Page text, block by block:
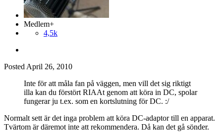
Medlem+
4,5k
PostedApril 26, 2010
Inte för att måla fan på väggen, men vill det sig riktigt
illa kan du förstört RIAAt genom att köra in DC, spolar
fungerar ju t.ex. som en kortslutning för DC. :/
Normalt sett är det inga problem att köra DC-adaptor till en apparat.
Tvärtom är däremot inte att rekommendera. Då kan det gå sönder.